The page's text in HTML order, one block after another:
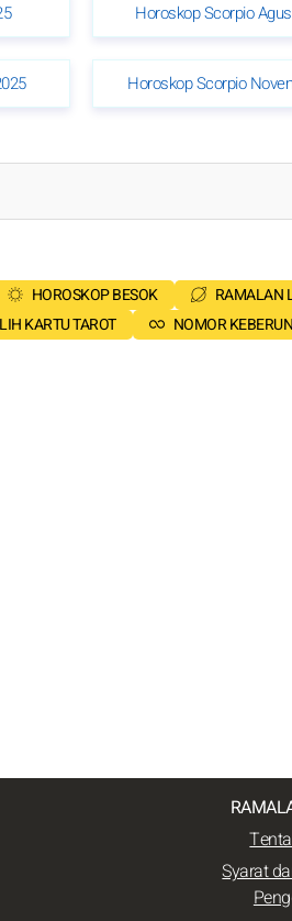
Horoskop Scorpio
Horoskop Scorpio
HOROSKOP BESOK RAMALAN
KARTU TAROT NOMOR
Syarat